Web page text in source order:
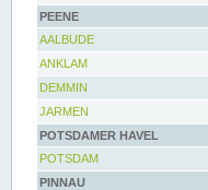
PEENE
AALBUDE
ANKLAM
DEMMIN
JARMEN
POTSDAMER HAVEL
POTSDAM
PINNAU